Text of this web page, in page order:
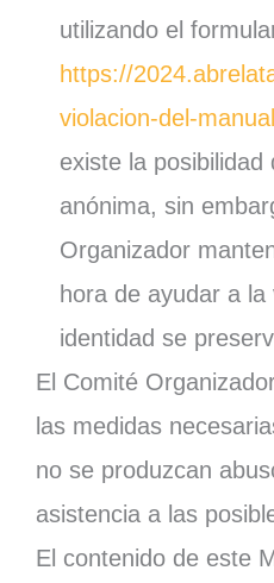
utilizando el
https://
violacion-del-
existe la posibilidad
anónima, sin
Organizador
hora de ayudar a
identidad se
El Comité
las medidas
no se produzcan
asistencia a las
El contenido de este